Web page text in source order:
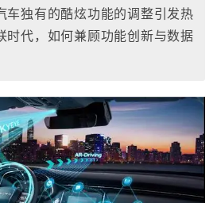
车独有的酷炫功能的调整引发热
时代，如何兼顾功能创新与数据